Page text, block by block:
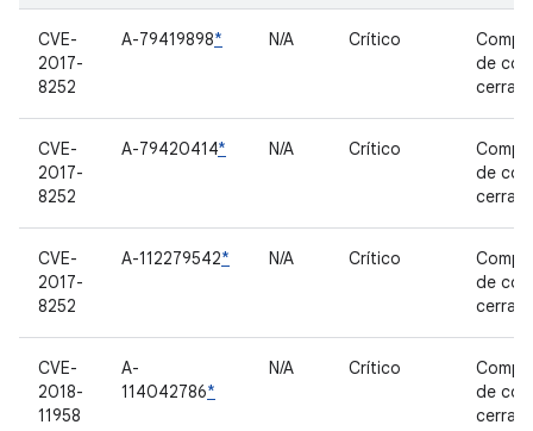
CVE-
2017-
8252
A-79419898* N/A Crítico
de
CVE-
2017-
8252
A-79420414* N/A Crítico
de
CVE-
2017-
8252
A-112279542* N/A Crítico
de
CVE-
2018-
11958
A-
114042786*
N/A Crítico
de